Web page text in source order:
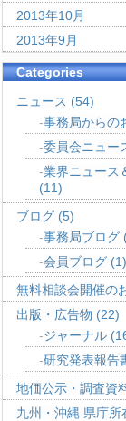
2013年10月
2013年9月
Categories
ニュース (54)
事務局からの
委員会ニュー
業界ニュース
(11)
ブログ (5)
事務局ブログ
会員ブログ (1)
無料相談会開催の
出版・広告物 (22)
ジャーナル
研究発表報告
地価公示・調査資
九州・沖縄 県庁所